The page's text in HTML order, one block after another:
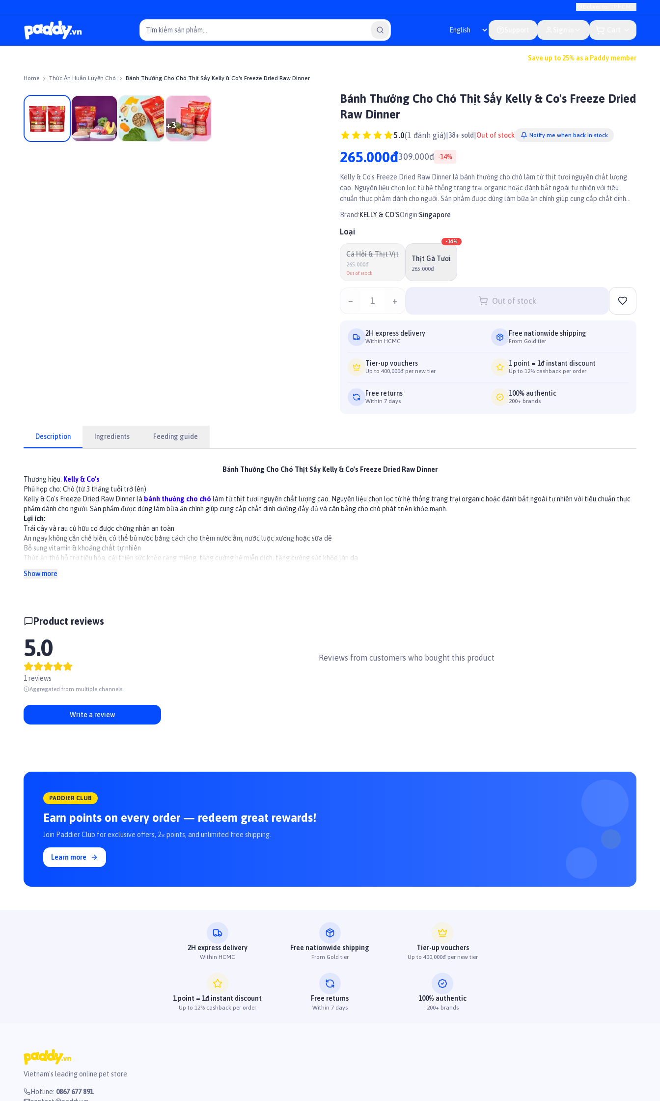
Save up to 25% as a Paddy member
Home Thức Ăn Huấn Luyện Chó Bánh Thưởng Cho Chó Thịt Sấy Kelly & Co's Freeze Dried Raw Dinner
On sale
+3
Bánh Thưởng Cho Chó Thịt Sấy Kelly & Co's Freeze Dried
Raw Dinner
5.0(1 đánh giá) 38+ sold Out of stock Notify me when back in stock
265.000đ309.000đ -14%
Kelly & Co's Freeze Dried Raw Dinner là bánh thưởng cho chó làm từ thịt tươi nguyên chất lượng
cao. Nguyên liệu chọn lọc từ hệ thống trang trại organic hoặc đánh bắt ngoài tự nhiên với tiêu
chuẩn thực phẩm dành cho người. Sản phẩm được dùng làm bữa ăn chính giúp cung cấp chất dinh
Brand:KELLY & CO'SOrigin:Singapore
Loại
Cá Hồi & Thịt Vịt
265.000đ
Out of stock
Thịt Gà Tươi
265.000đ
-14%
− 1 + Out of stock
2H express delivery
Within HCMC
Free nationwide shipping
From Gold tier
Tier-up vouchers
Up to 400,000đ per new tier
1 point = 1đ instant discount
Up to 12% cashback per order
Free returns
Within 7 days
100% authentic
200+ brands
Description Ingredients Feeding guide
Bánh Thưởng Cho Chó Thịt Sấy Kelly & Co's Freeze Dried Raw Dinner
Thương hiệu: Kelly & Co's
Phù hợp cho: Chó (từ 3 tháng tuổi trở lên)
Kelly & Co's Freeze Dried Raw Dinner là bánh thưởng cho chó làm từ thịt tươi nguyên chất lượng cao. Nguyên liệu chọn lọc từ hệ thống trang trại organic hoặc đánh bắt ngoài tự nhiên với tiêu chuẩn thực
phẩm dành cho người. Sản phẩm được dùng làm bữa ăn chính giúp cung cấp chất dinh dưỡng đầy đủ và cân bằng cho chó phát triển khỏe mạnh.
Lợi ích:
Trái cây và rau củ hữu cơ được chứng nhân an toàn
Ăn ngay không cần chế biến, có thể bù nước bằng cách cho thêm nước ấm, nước luộc xương hoặc sữa dê
Bổ sung vitamin & khoáng chất tự nhiên
Thức ăn thỏ hỗ trợ tiêu hóa, cải thiện sức khỏe răng miệng, tăng cường hệ miễn dịch, tăng cường sức khỏe làn da
100% dinh dưỡng hoàn chỉnh & cân bằng
Hướng dẫn sử dụng
Sau khi mở nắp nên đậy kín và bảo quản trong tủ lạnh
Khi cho chó con ăn, nên chia nhỏ sản phẩm ra và cho ăn.
👉Xem thêm các sản phẩm khác tại
#snackchocho #treatcho #banhthuong #banhthuongchocho #banhthuongchomeo #anvatchocho #doanchocho #thucanchocho #kellycos #banhthuongkellycos
Show more
Product reviews
5.0
1 reviews
Aggregated from multiple channels
Write a review
Reviews from customers who bought this product
PADDIER CLUB
Earn points on every order — redeem great rewards!
Join Paddier Club for exclusive offers, 2× points, and unlimited free shipping.
Learn more
2H express delivery
Within HCMC
Free nationwide shipping
From Gold tier
Tier-up vouchers
Up to 400,000đ per new tier
1 point = 1đ instant discount
Up to 12% cashback per order
Free returns
Within 7 days
100% authentic
200+ brands
Vietnam's leading online pet store
Hotline: 0867 677 891